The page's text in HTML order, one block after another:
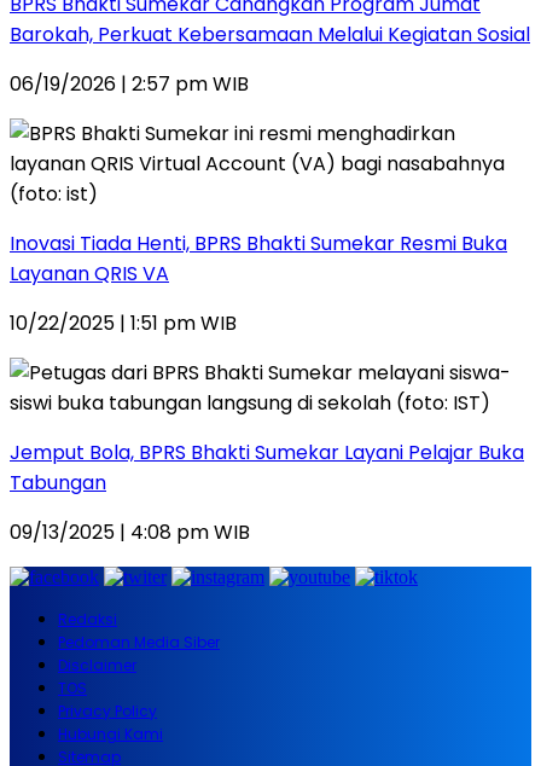
Barokah, Perkuat Kebersamaan Melalui Kegiatan Sosial
06/19/2026 | 2:57 pm WIB
Inovasi Tiada Henti, BPRS Bhakti Sumekar Resmi Buka
Layanan QRIS VA
10/22/2025 | 1:51 pm WIB
Jemput Bola, BPRS Bhakti Sumekar Layani Pelajar Buka
Tabungan
09/13/2025 | 4:08 pm WIB
Redaksi
Pedoman Media Siber
Disclaimer
TOS
Privacy Policy
Hubungi Kami
Sitemap